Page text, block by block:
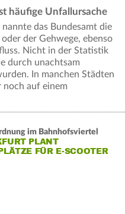
häufige Unfallursache
das Bundesamt die
der Gehwege, ebenso
Nicht in der Statistik
durch unachtsam
In manchen Städten
auf einem
im Bahnhofsviertel
PLANT
FÜR E-SCOOTER